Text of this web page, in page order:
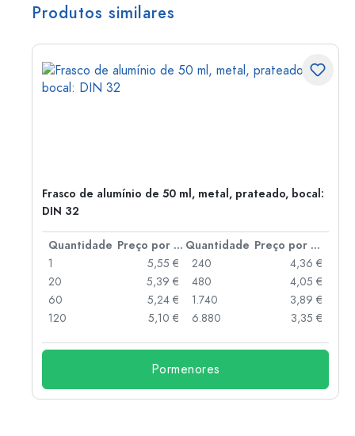
Produtos similares
Frasco de alumínio de 50 ml, metal, prateado, bocal:
DIN 32
Quantidade Preço por peça Quantidade
Preço por peça
1
5,55 €
20
5,39 €
60
5,24 €
120
5,10 €
240
4,36 €
480
4,05 €
1.740
3,89 €
6.880
3,35 €
Pormenores